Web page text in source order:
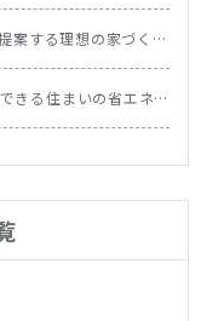
案する理想の家づくり
きる住まいの省エネ